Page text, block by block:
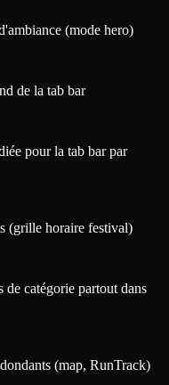
(mode hero)
de la tab bar
pour la tab bar par
(grille horaire festival)
catégorie partout dans
(map, RunTrack)